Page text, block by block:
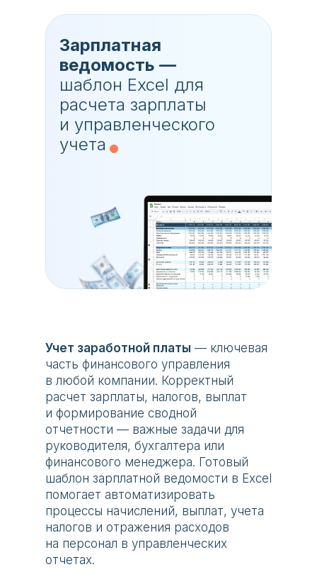
Зарплатная
ведомость —
шаблон Excel для
расчета зарплаты
и управленческого
учета
Учет заработной платы — ключевая
часть финансового управления
в любой компании. Корректный
расчет зарплаты, налогов, выплат
и формирование сводной
отчетности — важные задачи для
руководителя, бухгалтера или
финансового менеджера. Готовый
шаблон зарплатной ведомости в Excel
помогает автоматизировать
процессы начислений, выплат, учета
налогов и отражения расходов
на персонал в управленческих
отчетах.